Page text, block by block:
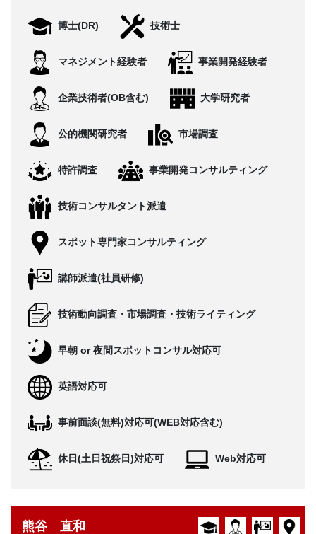
CONTACT
博士(DR) 技術士
マネジメント経験者 事業開発経験者
企業技術者(OB含む) 大学研究者
公的機関研究者 市場調査
特許調査 事業開発コンサルティング
技術コンサルタント派遣
スポット専門家コンサルティング
講師派遣(社員研修)
技術動向調査・市場調査・技術ライティング
早朝 or 夜間スポットコンサル対応可
英語対応可
事前面談(無料)対応可(WEB対応含む)
休日(土日祝祭日)対応可 Web対応可
熊谷 直和